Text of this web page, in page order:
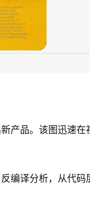
产品。 该图迅速在
编译分析，从代